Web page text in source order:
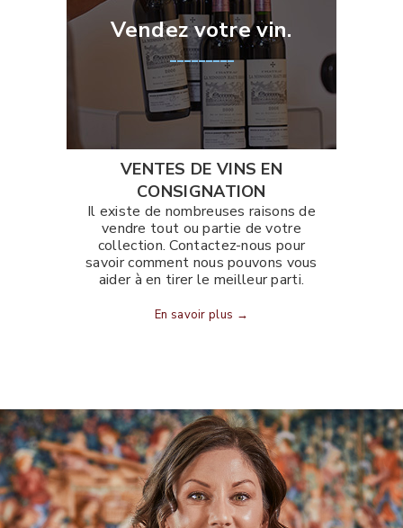
Vendez votre vin.
_________
VENTES DE VINS EN
CONSIGNATION
Il existe de nombreuses raisons de
vendre tout ou partie de votre
collection. Contactez-nous pour
savoir comment nous pouvons vous
aider à en tirer le meilleur parti.
En savoir plus →